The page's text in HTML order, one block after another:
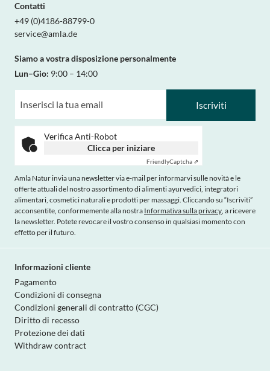
Contatti
+49 (0)4186-88799-0
service@amla.de
Siamo a vostra disposizione personalmente
Lun–Gio: 9:00 – 14:00
Iscriviti
Verifica Anti-Robot
Clicca per iniziare
FriendlyCaptcha ⇗
Amla Natur invia una newsletter via e-mail per informarvi sulle novità e le
offerte attuali del nostro assortimento di alimenti ayurvedici, integratori
alimentari, cosmetici naturali e prodotti per massaggi. Cliccando su “Iscriviti”
acconsentite, conformemente alla nostra Informativa sulla privacy, a ricevere
la newsletter. Potete revocare il vostro consenso in qualsiasi momento con
effetto per il futuro.
Informazioni cliente
Pagamento
Condizioni di consegna
Condizioni generali di contratto (CGC)
Diritto di recesso
Protezione dei dati
Withdraw contract